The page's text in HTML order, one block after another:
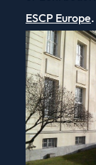
ESCP Europe.